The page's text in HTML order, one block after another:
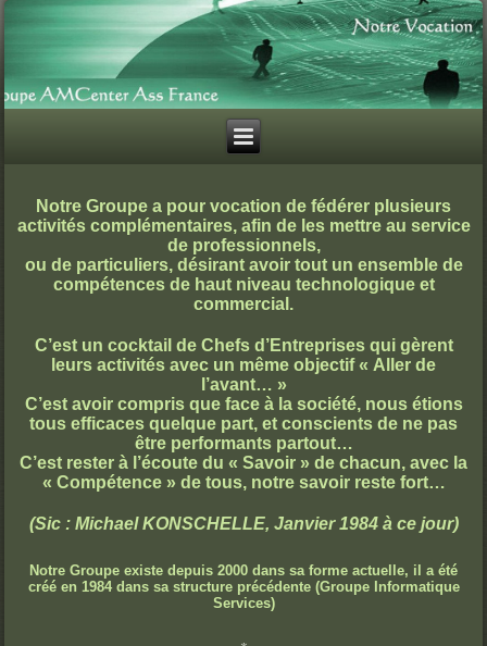
Notre Groupe a pour vocation de fédérer plusieurs
activités complémentaires, afin de les mettre au service
de professionnels,
ou de particuliers, désirant avoir tout un ensemble de
compétences de haut niveau technologique et
commercial.
C’est un cocktail de Chefs d’Entreprises qui gèrent
leurs activités avec un même objectif « Aller de
l’avant… »
C’est avoir compris que face à la société, nous étions
tous efficaces quelque part, et conscients de ne pas
être performants partout…
C’est rester à l’écoute du « Savoir » de chacun, avec la
« Compétence » de tous, notre savoir reste fort…
(Sic : Michael KONSCHELLE, Janvier 1984 à ce jour)
Notre Groupe existe depuis 2000 dans sa forme actuelle, il a été
créé en 1984 dans sa structure précédente (Groupe Informatique
Services)